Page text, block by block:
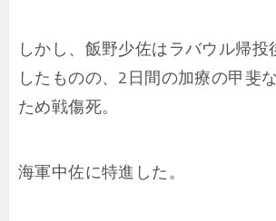
しかし、飯野少佐はラバウル帰
したものの、2日間の加療の甲斐
ため戦傷死。
海軍中佐に特進した。